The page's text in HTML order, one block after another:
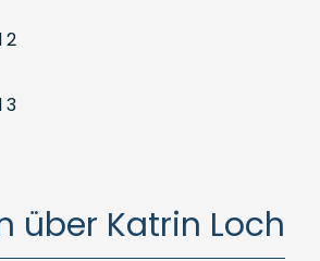
über Katrin Loch